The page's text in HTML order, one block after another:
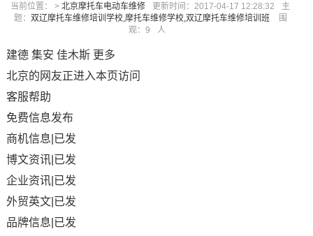
当前位置： >北京摩托车电动车维修 更新时间：2017-04-17 12:28:32
主
题： 双辽摩托车维修培训学校,摩托车维修学校,双辽摩托车维修培训班
围
观： 9 人
建德 集安 佳木斯 更多
北京的网友正进入本页访问
客服帮助
免费信息发布
商机信息|已发
博文资讯|已发
企业资讯|已发
外贸英文|已发
品牌信息|已发